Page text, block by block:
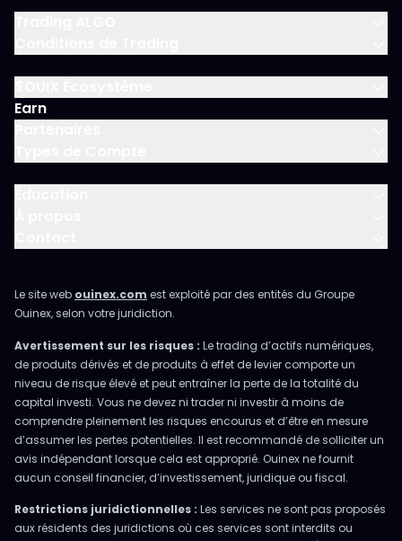
Earn
Le site web ouinex.com est exploité par des entités du Groupe
Ouinex, selon votre juridiction.
Avertissement sur les risques : Le trading d’actifs numériques,
de produits dérivés et de produits à effet de levier comporte un
niveau de risque élevé et peut entraîner la perte de la totalité du
capital investi. Vous ne devez ni trader ni investir à moins de
comprendre pleinement les risques encourus et d’être en mesure
d’assumer les pertes potentielles. Il est recommandé de solliciter un
avis indépendant lorsque cela est approprié. Ouinex ne fournit
aucun conseil financier, d’investissement, juridique ou fiscal.
Restrictions juridictionnelles : Les services ne sont pas proposés
aux résidents des juridictions où ces services sont interdits ou